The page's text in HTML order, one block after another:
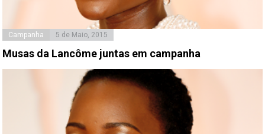
Campanha 5 de Maio, 2015
Musas da Lancôme juntas em campanha